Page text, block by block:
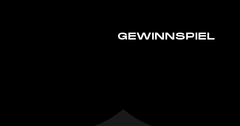
GEWINNSPIEL